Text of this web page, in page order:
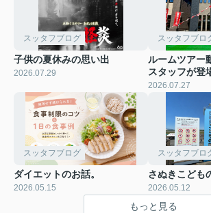
スッタフブログ
子供の夏休みの思い出
2026.07.29
スッタフブロ
ルームツアー
スタッフが登
2026.07.27
スッタフブログ
ダイエットのお話。
2026.05.15
スッタフブロ
さぬきこども
2026.05.12
もっと見る